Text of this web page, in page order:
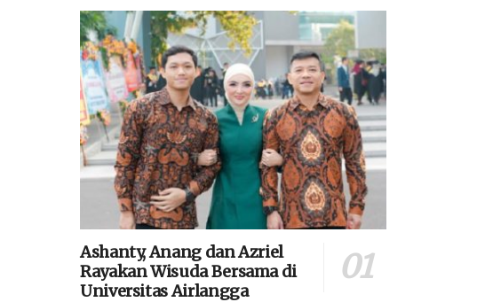
Ashanty, Anang dan Azriel
Rayakan Wisuda Bersama di
Universitas Airlangga